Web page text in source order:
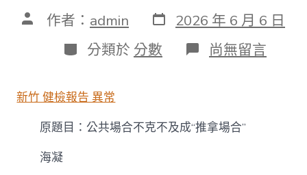
文 作者： admin 發
表
日
期
2026 年 6 月 6 日
分
類
分類於 分數 在
〈公
不
克
尚無留言
新竹 健檢報告 異常
原題目：公共場合不克不及成“推拿場合”
海凝